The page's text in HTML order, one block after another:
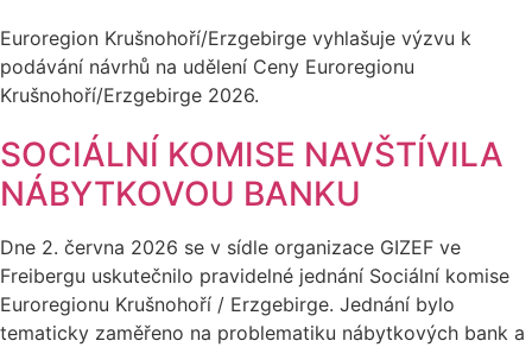
Euroregion Krušnohoří/Erzgebirge vyhlašuje výzvu k
podávání návrhů na udělení Ceny Euroregionu
Krušnohoří/Erzgebirge 2026.
SOCIÁLNÍ KOMISE NAVŠTÍVILA
NÁBYTKOVOU BANKU
Dne 2. června 2026 se v sídle organizace GIZEF ve
Freibergu uskutečnilo pravidelné jednání Sociální komise
Euroregionu Krušnohoří / Erzgebirge. Jednání bylo
tematicky zaměřeno na problematiku nábytkových bank a